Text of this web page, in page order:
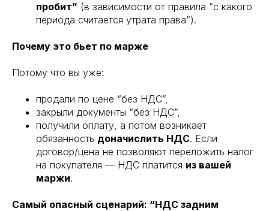
пробит” (в зависимости от правила “с какого
периода считается утрата права”).
Почему это бьет по марже
Потому что вы уже:
продали по цене “без НДС”,
закрыли документы “без НДС”,
получили оплату, а потом возникает
обязанность доначислить НДС. Если
договор/цена не позволяют переложить налог
на покупателя — НДС платится из вашей
маржи.
Самый опасный сценарий: “НДС задним